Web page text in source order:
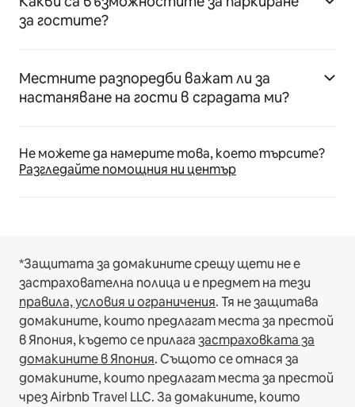
за гостите?
Местните разпоредби важат ли за
настаняване на гости в сградата ми?
Не можете да намерите това, което търсите?
Разгледайте помощния ни център
*Защитата за домакините срещу щети не е
застрахователна полица и е предмет на тези
правила, условия и ограничения.Тя не защитава
домакините, които предлагат места за престой
в Япония, където се прилагазастраховката за
домакините в Япония. Същото се отнася за
домакините, които предлагат места за престой
чрез Airbnb Travel LLC. За домакините, които